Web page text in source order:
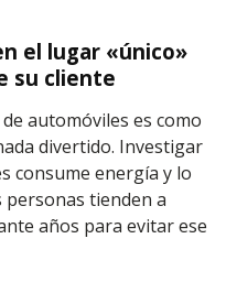
el lugar «único»
su cliente
automóviles es como
divertido. Investigar
consume energía y lo
personas tienden a
años para evitar ese